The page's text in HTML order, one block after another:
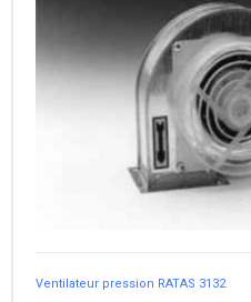
Ventilateur pression RATAS 3132